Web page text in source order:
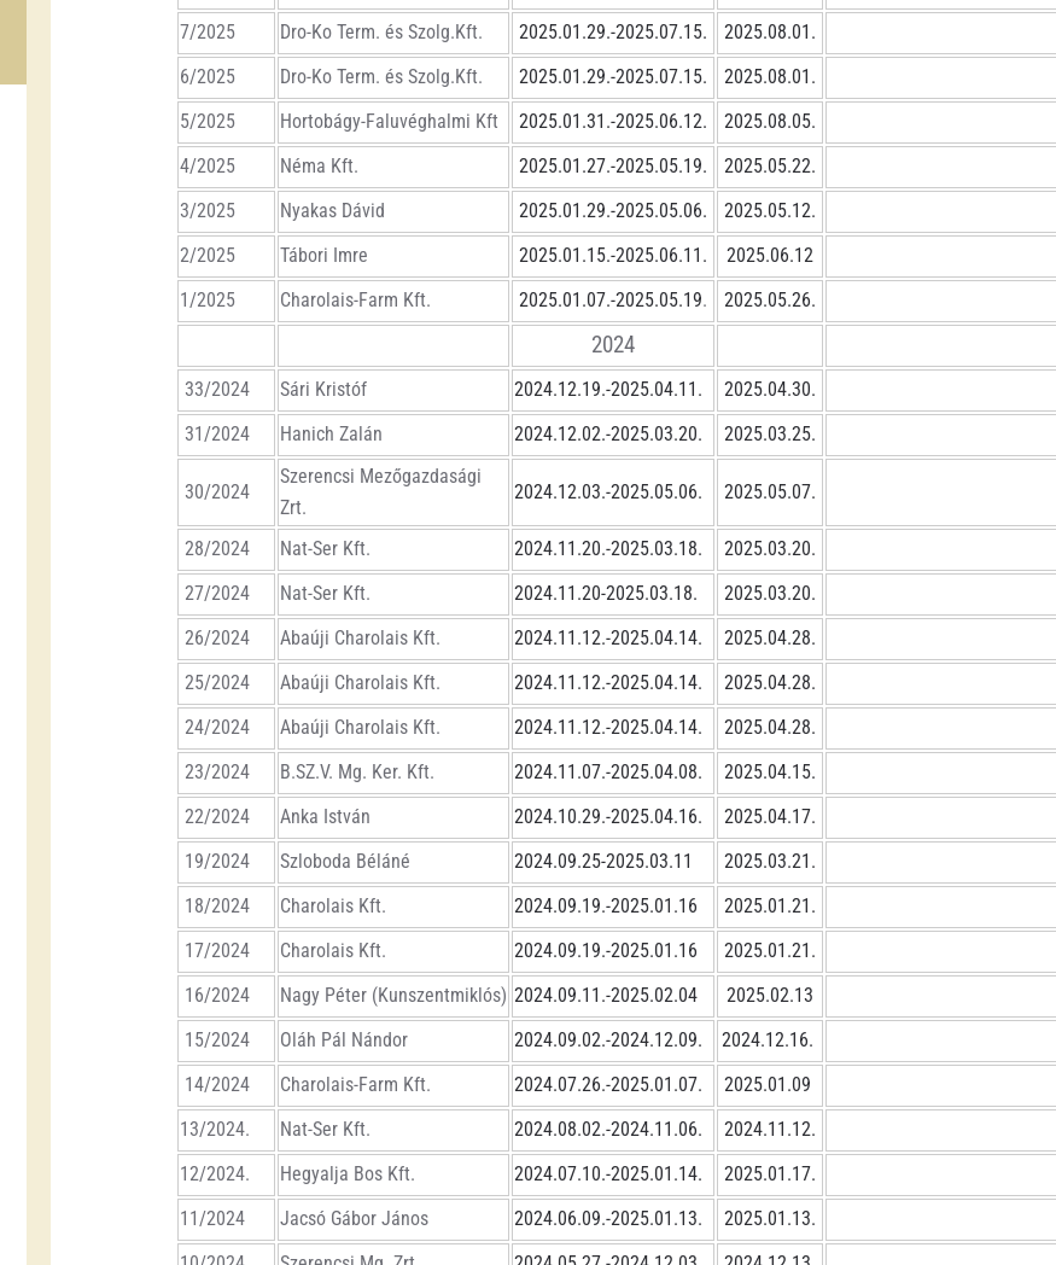
7/2025
Dro-Ko Term. és Szolg.Kft. 2025.01.29.-2025.07.15.
2025.08.01.
6/2025
Dro-Ko Term. és Szolg.Kft. 2025.01.29.-2025.07.15.
2025.08.01.
5/2025
Hortobágy-Faluvéghalmi Kft 2025.01.31.-2025.06.12.
2025.08.05.
4/2025
Néma Kft. 2025.01.27.-2025.05.19.
2025.05.22.
3/2025
Nyakas Dávid 2025.01.29.-2025.05.06.
2025.05.12.
2/2025
Tábori Imre 2025.01.15.-2025.06.11.
2025.06.12
1/2025
Charolais-Farm Kft. 2025.01.07.-2025.05.19. 2025.05.26.
2024
33/2024 Sári Kristóf 2024.12.19.-2025.04.11.
2025.04.30.
31/2024
Hanich Zalán 2024.12.02.-2025.03.20. 2025.03.25.
30/2024
Szerencsi Mezőgazdasági
Zrt.
2024.12.03.-2025.05.06. 2025.05.07.
28/2024 Nat-Ser Kft. 2024.11.20.-2025.03.18.
2025.03.20.
27/2024
Nat-Ser Kft. 2024.11.20-2025.03.18.
2025.03.20.
26/2024
Abaúji Charolais Kft. 2024.11.12.-2025.04.14.
2025.04.28.
25/2024
Abaúji Charolais Kft. 2024.11.12.-2025.04.14.
2025.04.28.
24/2024
Abaúji Charolais Kft. 2024.11.12.-2025.04.14.
2025.04.28.
23/2024
B.SZ.V. Mg. Ker. Kft. 2024.11.07.-2025.04.08.
2025.04.15.
22/2024
Anka István 2024.10.29.-2025.04.16.
2025.04.17.
19/2024
Szloboda Béláné 2024.09.25-2025.03.11
2025.03.21.
18/2024
Charolais Kft. 2024.09.19.-2025.01.16
2025.01.21.
17/2024
Charolais Kft. 2024.09.19.-2025.01.16
2025.01.21.
16/2024
Nagy Péter (Kunszentmiklós) 2024.09.11.-2025.02.04
2025.02.13
15/2024
Oláh Pál Nándor 2024.09.02.-2024.12.09.
2024.12.16.
14/2024
Charolais-Farm Kft. 2024.07.26.-2025.01.07.
2025.01.09
13/2024.
Nat-Ser Kft. 2024.08.02.-2024.11.06.
2024.11.12.
12/2024.
Hegyalja Bos Kft. 2024.07.10.-2025.01.14.
2025.01.17.
11/2024
Jacsó Gábor János 2024.06.09.-2025.01.13.
2025.01.13.